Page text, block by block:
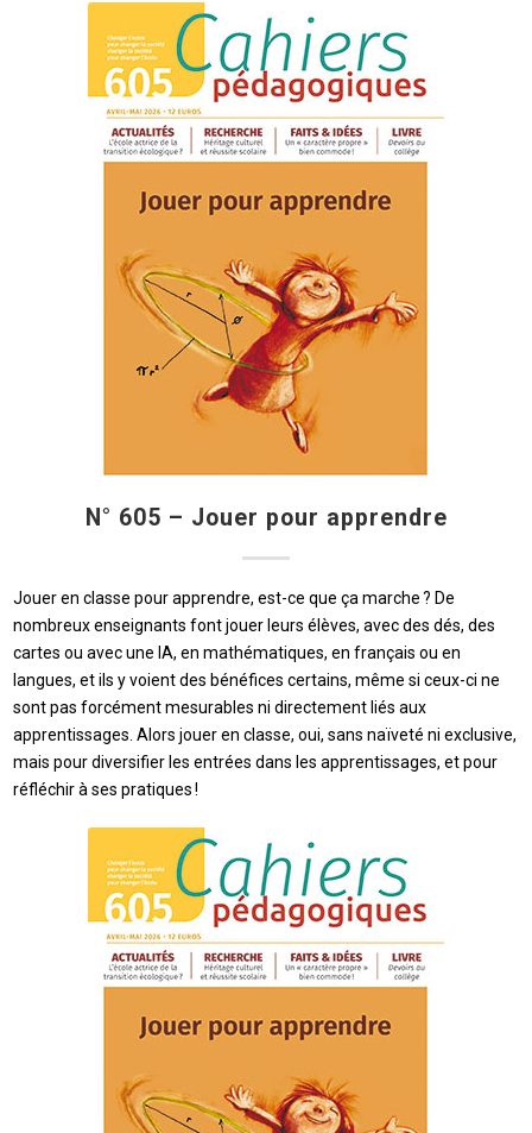
N° 605 – Jouer pour apprendre
Jouer en classe pour apprendre, est-ce que ça marche ? De
nombreux enseignants font jouer leurs élèves, avec des dés, des
cartes ou avec une IA, en mathématiques, en français ou en
langues, et ils y voient des bénéfices certains, même si ceux-ci ne
sont pas forcément mesurables ni directement liés aux
apprentissages. Alors jouer en classe, oui, sans naïveté ni exclusive,
mais pour diversifier les entrées dans les apprentissages, et pour
réfléchir à ses pratiques !